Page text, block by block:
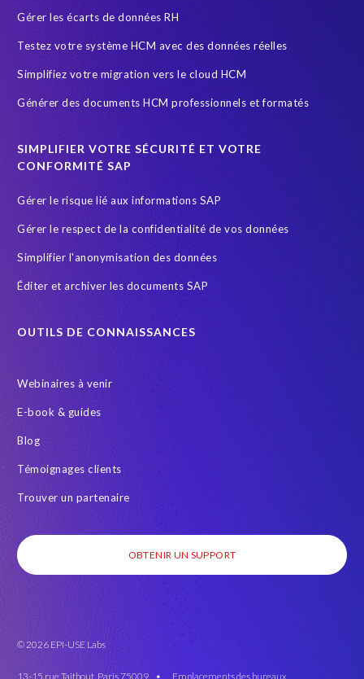
SAP HR Reporting SAP Landscape Transformation
SAP Payroll SAP Payroll data SAP RISE SAP data
SAP data privacy and compliance SAP security
Secure scrambled production data for testing
Securitée des données
SuccessFactors' Employee Central Payroll
Gérer les écarts de données RH
Testez votre système HCM avec des données réelles
Simplifiez votre migration vers le cloud HCM
Générer des documents HCM professionnels et formatés
SIMPLIFIER VOTRE SÉCURITÉ ET VOTRE
CONFORMITÉ SAP
Gérer le risque lié aux informations SAP
Gérer le respect de la confidentialité de vos données
Simplifier l'anonymisation des données
Éditer et archiver les documents SAP
OUTILS DE CONNAISSANCES
Webinaires à venir
E-book & guides
Blog
Témoignages clients
Trouver un partenaire
OBTENIR UN SUPPORT
© 2026 EPI-USE Labs
13-15 rue Taitbout, Paris 75009 • Emplacements des bureaux